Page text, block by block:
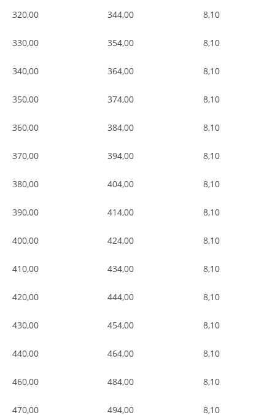
320,00 344,00 8,10
330,00 354,00 8,10
340,00 364,00 8,10
350,00 374,00 8,10
360,00 384,00 8,10
370,00 394,00 8,10
380,00 404,00 8,10
390,00 414,00 8,10
400,00 424,00 8,10
410,00 434,00 8,10
420,00 444,00 8,10
430,00 454,00 8,10
440,00 464,00 8,10
460,00 484,00 8,10
470,00 494,00 8,10